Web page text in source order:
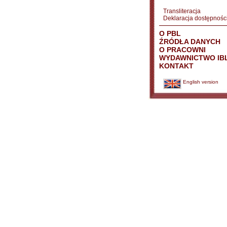
Transliteracja
Deklaracja
O PBL
ŹRÓDŁA DANYCH
O PRACOWNI
WYDAWNICTWO
KONTAKT
English version